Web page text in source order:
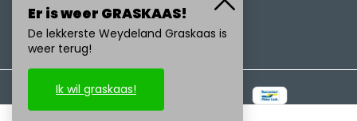
Er is weer GRASKAAS!
De lekkerste Weydeland Graskaas is
weer terug!
Ik wil graskaas!